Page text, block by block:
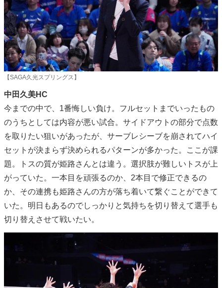
【SAGA久光スプリングス】
中田久美HC
今までの中で、1番悔しい負け。フルセットまでいったもの
のうちとしては内容が悪い試合。サイドアウトの部分で点数
を取りたい狙いがあったが、サーブレシーブを崩されてハイ
セットが決まらず決められるパターンが多かった。ここが課
題。トスの質が姫路さんとは違う。選択肢が難しいトスが上
がっていた。一本目を頑張るのか、2本目で修正できるの
か、その連携も姫路さんの方が落ち着いて繋ぐことができて
いた。明日もあるのでしっかりと気持ちを切り替えて選手も
切り替えさせて戦いたい。